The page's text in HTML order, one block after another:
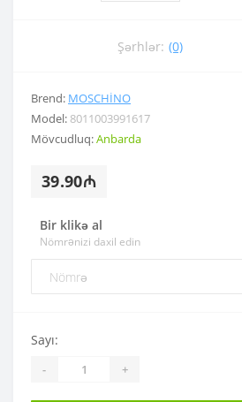
Şərhlər: (0)
Brend: MOSCHINO
Model: 8011003991617
Mövcudluq:Anbarda
39.90₼
Bir klikə al
Nömrənizi daxil edin
Sayı:
- +